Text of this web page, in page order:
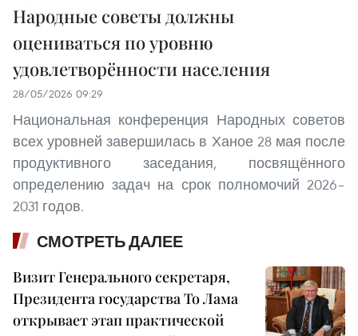
Народные советы должны
оцениваться по уровню
удовлетворённости населения
28/05/2026 09:29
Национальная конференция Народных советов
всех уровней завершилась в Ханое 28 мая после
продуктивного заседания, посвящённого
определению задач на срок полномочий 2026–
2031 годов.
СМОТРЕТЬ ДАЛЕЕ
Визит Генерального секретаря,
Президента государства То Лама
открывает этап практической